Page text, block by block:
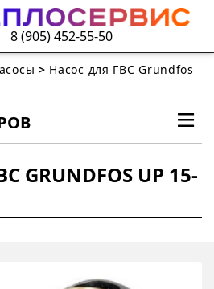
8 (905) 452-55-50
> Насос для ГВС Grundfos
GRUNDFOS UP 15-